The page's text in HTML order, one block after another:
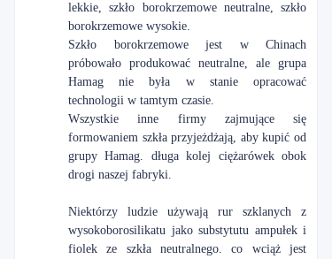
lekkie, szkło borokrzemowe neutralne, szkło
borokrzemowe wysokie.
Szkło borokrzemowe jest w Chinach
próbowało produkować neutralne, ale grupa
Hamag nie była w stanie opracować
technologii w tamtym czasie.
Wszystkie inne firmy zajmujące się
formowaniem szkła przyjeżdżają, aby kupić od
grupy Hamag. długa kolej ciężarówek obok
drogi naszej fabryki.
Niektórzy ludzie używają rur szklanych z
wysokoborosilikatu jako substytutu ampułek i
fiolek ze szkła neutralnego. co wciąż jest